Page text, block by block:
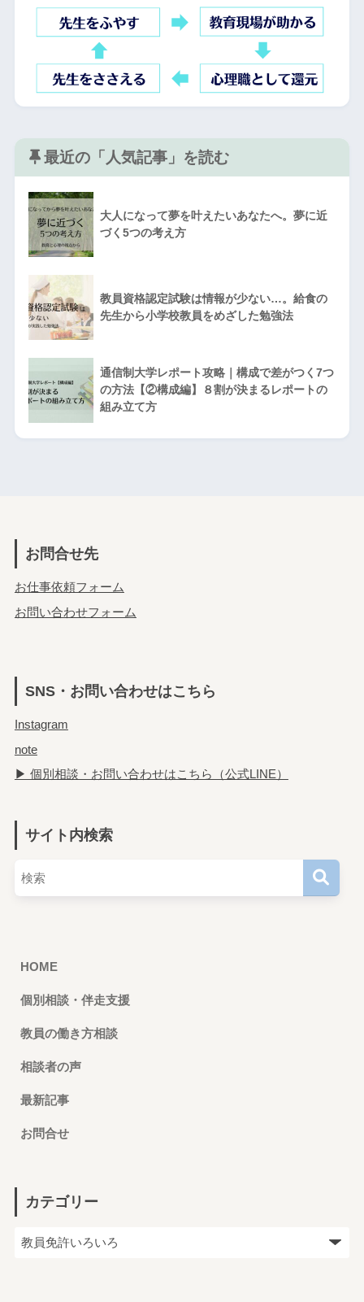
最近の「人気記事」を読む
大人になって夢を叶えたいあなたへ。夢に近
づく5つの考え方
教員資格認定試験は情報が少ない…。給食の
先生から小学校教員をめざした勉強法
通信制大学レポート攻略｜構成で差がつく7つ
の方法【②構成編】８割が決まるレポートの
組み立て方
お問合せ先
お仕事依頼フォーム
お問い合わせフォーム
SNS・お問い合わせはこちら
Instagram
note
▶ 個別相談・お問い合わせはこちら（公式LINE）
サイト内検索
HOME
個別相談・伴走支援
教員の働き方相談
相談者の声
最新記事
お問合せ
カテゴリー